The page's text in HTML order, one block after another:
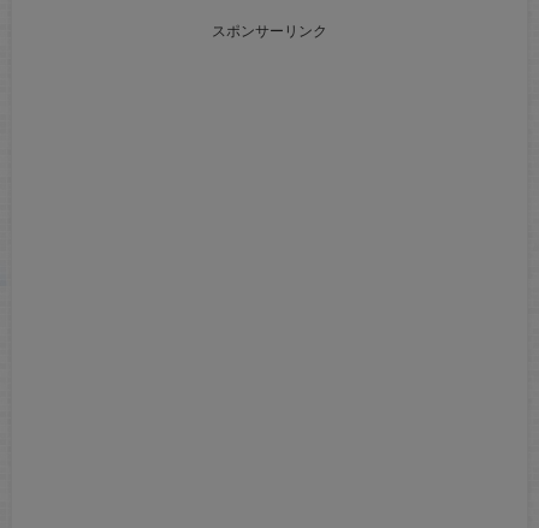
スポンサーリンク